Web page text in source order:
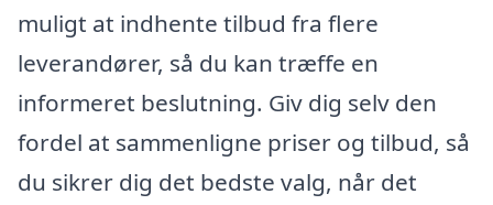
muligt at indhente tilbud fra flere
leverandører, så du kan træffe en
informeret beslutning. Giv dig selv den
fordel at sammenligne priser og tilbud, så
du sikrer dig det bedste valg, når det